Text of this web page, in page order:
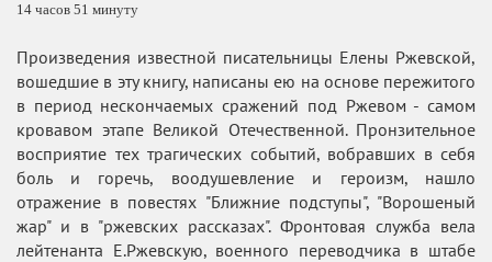
14 часов 51 минуту
Произведения известной писательницы Елены Ржевской,
вошедшие в эту книгу, написаны ею на основе пережитого
в период нескончаемых сражений под Ржевом - самом
кровавом этапе Великой Отечественной. Пронзительное
восприятие тех трагических событий, вобравших в себя
боль и горечь, воодушевление и героизм, нашло
отражение в повестях "Ближние подступы", "Ворошеный
жар" и в "ржевских рассказах". Фронтовая служба вела
лейтенанта Е.Ржевскую, военного переводчика в штабе